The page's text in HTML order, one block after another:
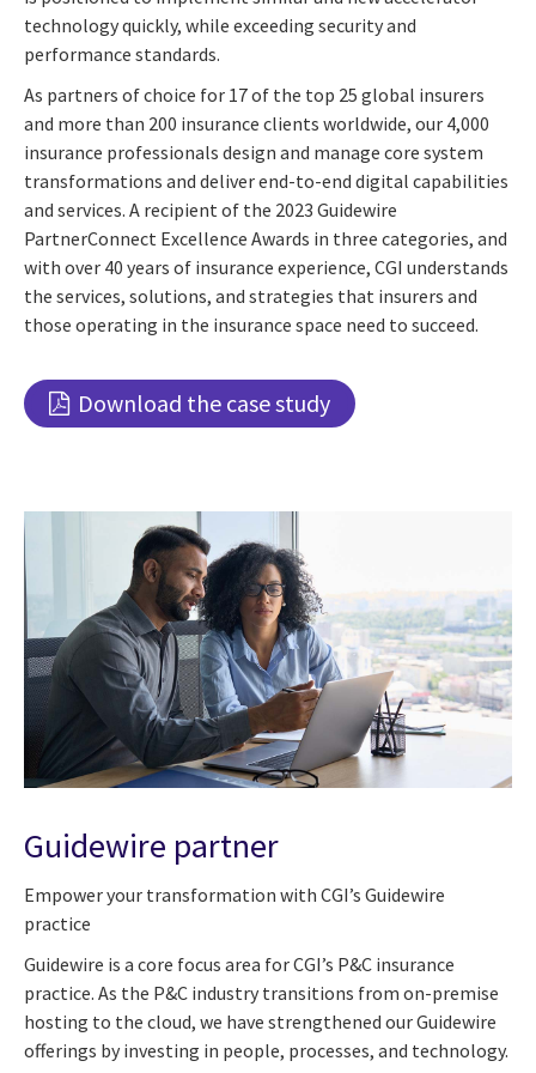
technology quickly, while exceeding security and
performance standards.
As partners of choice for 17 of the top 25 global insurers
and more than 200 insurance clients worldwide, our 4,000
insurance professionals design and manage core system
transformations and deliver end-to-end digital capabilities
and services. A recipient of the 2023 Guidewire
PartnerConnect Excellence Awards in three categories, and
with over 40 years of insurance experience, CGI understands
the services, solutions, and strategies that insurers and
those operating in the insurance space need to succeed.
Download the case study
Guidewire partner
Empower your transformation with CGI’s Guidewire
practice
Guidewire is a core focus area for CGI’s P&C insurance
practice. As the P&C industry transitions from on-premise
hosting to the cloud, we have strengthened our Guidewire
offerings by investing in people, processes, and technology.